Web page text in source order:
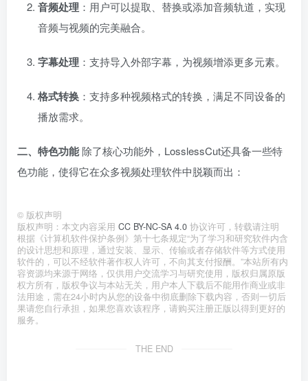
音频处理 ：用户可以提取、替换或添加音频轨道，实现
音频与视频的完美融合。
字幕处理 ：支持导入外部字幕，为视频增添更多元素。
格式转换 ：支持多种视频格式的转换，满足不同设备的
播放需求。
二、特色功能除了核心功能外，LosslessCut还具备一些特
色功能，使得它在众多视频处理软件中脱颖而出：
© 版权声明
版权声明：本文内容采用 CC BY-NC-SA 4.0 协议许可，转载请注明
根据《计算机软件保护条例》第十七条规定“为了学习和研究软件内含
的设计思想和原理，通过安装、显示、传输或者存储软件等方式使用
软件的，可以不经软件著作权人许可，不向其支付报酬。”本站所有内
容资源均来源于网络，仅供用户交流学习与研究使用，版权归属原版
权方所有，版权争议与本站无关，用户本人下载后不能用作商业或非
法用途，需在24小时内从您的设备中彻底删除下载内容，否则一切后
果请您自行承担，如果您喜欢该程序，请购买注册正版以得到更好的
服务。
THE END